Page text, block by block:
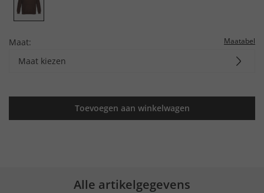
Maat: Maatabel
Maat kiezen
Toevoegen aan winkelwagen
Alle artikelgegevens